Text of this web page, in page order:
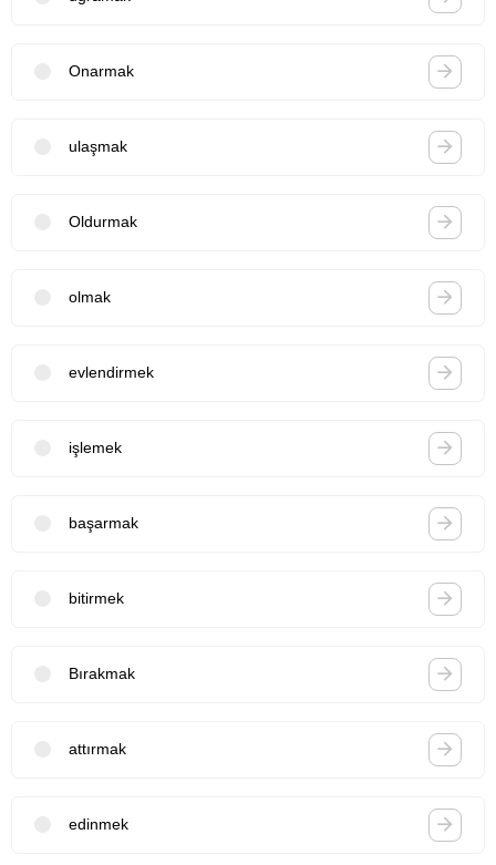
Onarmak
ulaşmak
Oldurmak
olmak
evlendirmek
işlemek
başarmak
bitirmek
Bırakmak
attırmak
edinmek